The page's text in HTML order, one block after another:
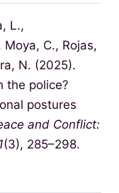
L.,
C., Rojas,
N. (2025).
the police?
postures
and Conflict:
(3), 285–298.